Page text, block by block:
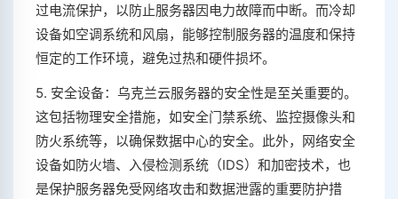
过电流保护，以防止服务器因电力故障而中断。而冷却
设备如空调系统和风扇，能够控制服务器的温度和保持
恒定的工作环境，避免过热和硬件损坏。
5. 安全设备：乌克兰云服务器的安全性是至关重要的。
这包括物理安全措施，如安全门禁系统、监控摄像头和
防火系统等，以确保数据中心的安全。此外，网络安全
设备如防火墙、入侵检测系统（IDS）和加密技术，也
是保护服务器免受网络攻击和数据泄露的重要防护措